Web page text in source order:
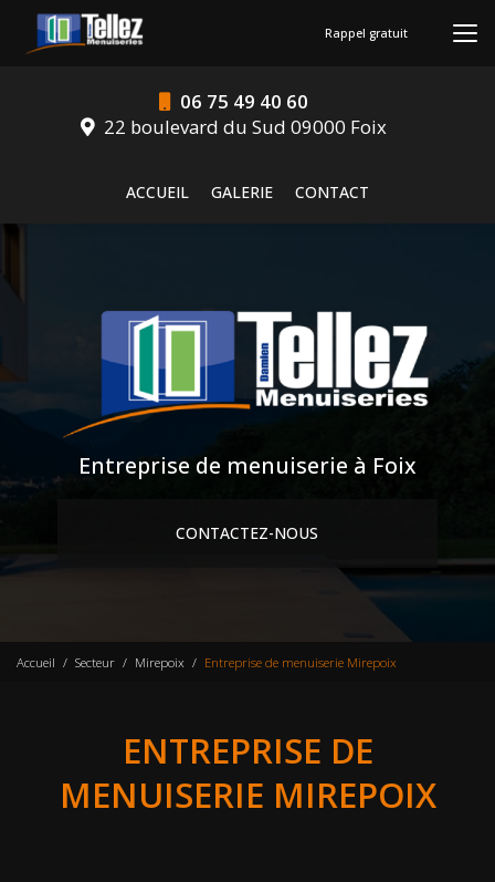
contenu
06 75 49 40 60
22 boulevard du Sud 09000 Foix
ACCUEIL
GALERIE CONTACT
Rappel gratuit
Entreprise de menuiserie à Foix
CONTACTEZ-NOUS
Accueil Secteur Mirepoix Entreprise de menuiserie Mirepoix
ENTREPRISE DE
MENUISERIE MIREPOIX